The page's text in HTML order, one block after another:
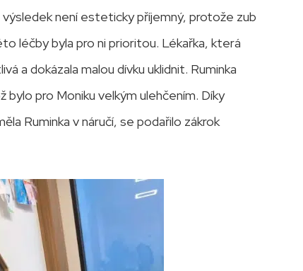
výsledek není esteticky příjemný, protože zub
léčby byla pro ni prioritou. Lékařka, která
a dokázala malou dívku uklidnit. Ruminka
pro Moniku velkým ulehčením. Díky
Ruminka v náručí, se podařilo zákrok